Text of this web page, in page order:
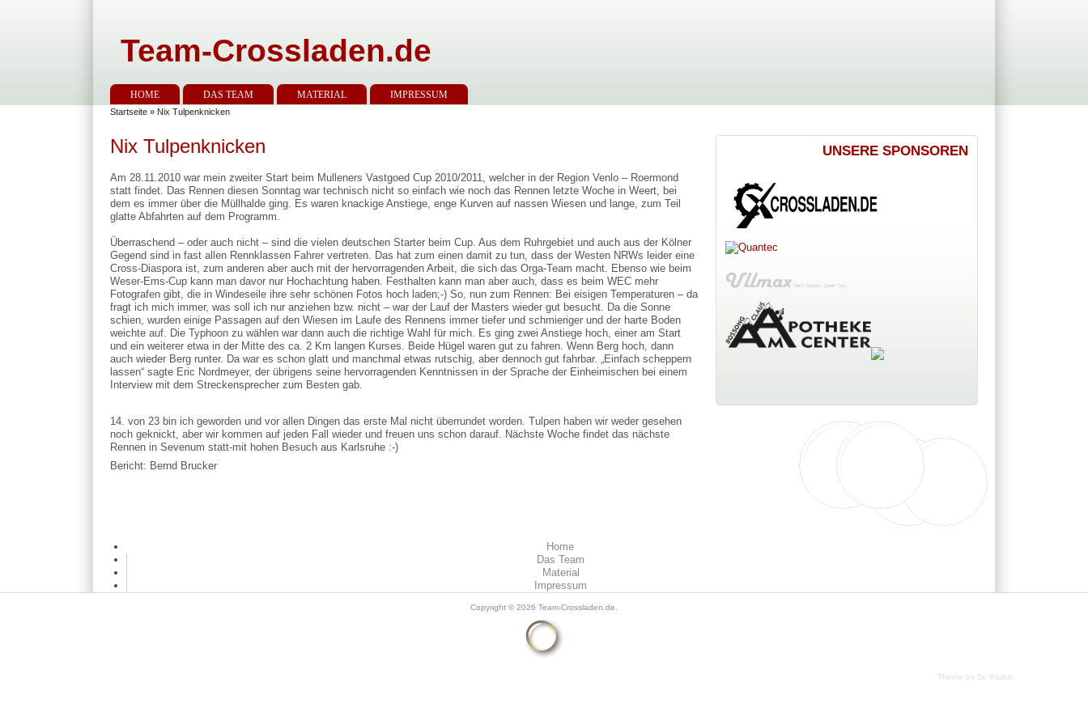
Team-Crossladen.de
HOME DAS TEAM MATERIAL IMPRESSUM
Startseite » Nix Tulpenknicken
Nix Tulpenknicken
Am 28.11.2010 war mein zweiter Start beim Mulleners Vastgoed Cup 2010/2011, welcher in der Region Venlo – Roermond
statt findet. Das Rennen diesen Sonntag war technisch nicht so einfach wie noch das Rennen letzte Woche in Weert, bei
dem es immer über die Müllhalde ging. Es waren knackige Anstiege, enge Kurven auf nassen Wiesen und lange, zum Teil
glatte Abfahrten auf dem Programm.
Überraschend – oder auch nicht – sind die vielen deutschen Starter beim Cup. Aus dem Ruhrgebiet und auch aus der Kölner
Gegend sind in fast allen Rennklassen Fahrer vertreten. Das hat zum einen damit zu tun, dass der Westen NRWs leider eine
Cross-Diaspora ist, zum anderen aber auch mit der hervorragenden Arbeit, die sich das Orga-Team macht. Ebenso wie beim
Weser-Ems-Cup kann man davor nur Hochachtung haben. Festhalten kann man aber auch, dass es beim WEC mehr
Fotografen gibt, die in Windeseile ihre sehr schönen Fotos hoch laden;-) So, nun zum Rennen: Bei eisigen Temperaturen – da
fragt ich mich immer, was soll ich nur anziehen bzw. nicht – war der Lauf der Masters wieder gut besucht. Da die Sonne
schien, wurden einige Passagen auf den Wiesen im Laufe des Rennens immer tiefer und schmieriger und der harte Boden
weichte auf. Die Typhoon zu wählen war dann auch die richtige Wahl für mich. Es ging zwei Anstiege hoch, einer am Start
und ein weiterer etwa in der Mitte des ca. 2 Km langen Kurses. Beide Hügel waren gut zu fahren. Wenn Berg hoch, dann
auch wieder Berg runter. Da war es schon glatt und manchmal etwas rutschig, aber dennoch gut fahrbar. „Einfach scheppern
lassen“ sagte Eric Nordmeyer, der übrigens seine hervorragenden Kenntnissen in der Sprache der Einheimischen bei einem
Interview mit dem Streckensprecher zum Besten gab.
14. von 23 bin ich geworden und vor allen Dingen das erste Mal nicht überrundet worden. Tulpen haben wir weder gesehen
noch geknickt, aber wir kommen auf jeden Fall wieder und freuen uns schon darauf. Nächste Woche findet das nächste
Rennen in Sevenum statt-mit hohen Besuch aus Karlsruhe :-)
Bericht: Bernd Brucker
UNSERE SPONSOREN
Home
Das Team
Material
Impressum
Copyright © 2026 Team-Crossladen.de
Theme by Dr. Radut